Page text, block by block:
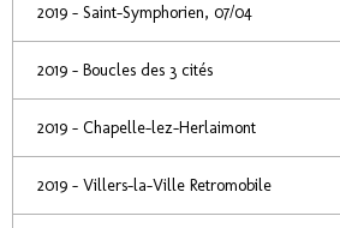
2019 - Saint-Symphorien, 07/04
2019 - Boucles des 3 cités
2019 - Chapelle-lez-Herlaimont
2019 - Villers-la-Ville Retromobile